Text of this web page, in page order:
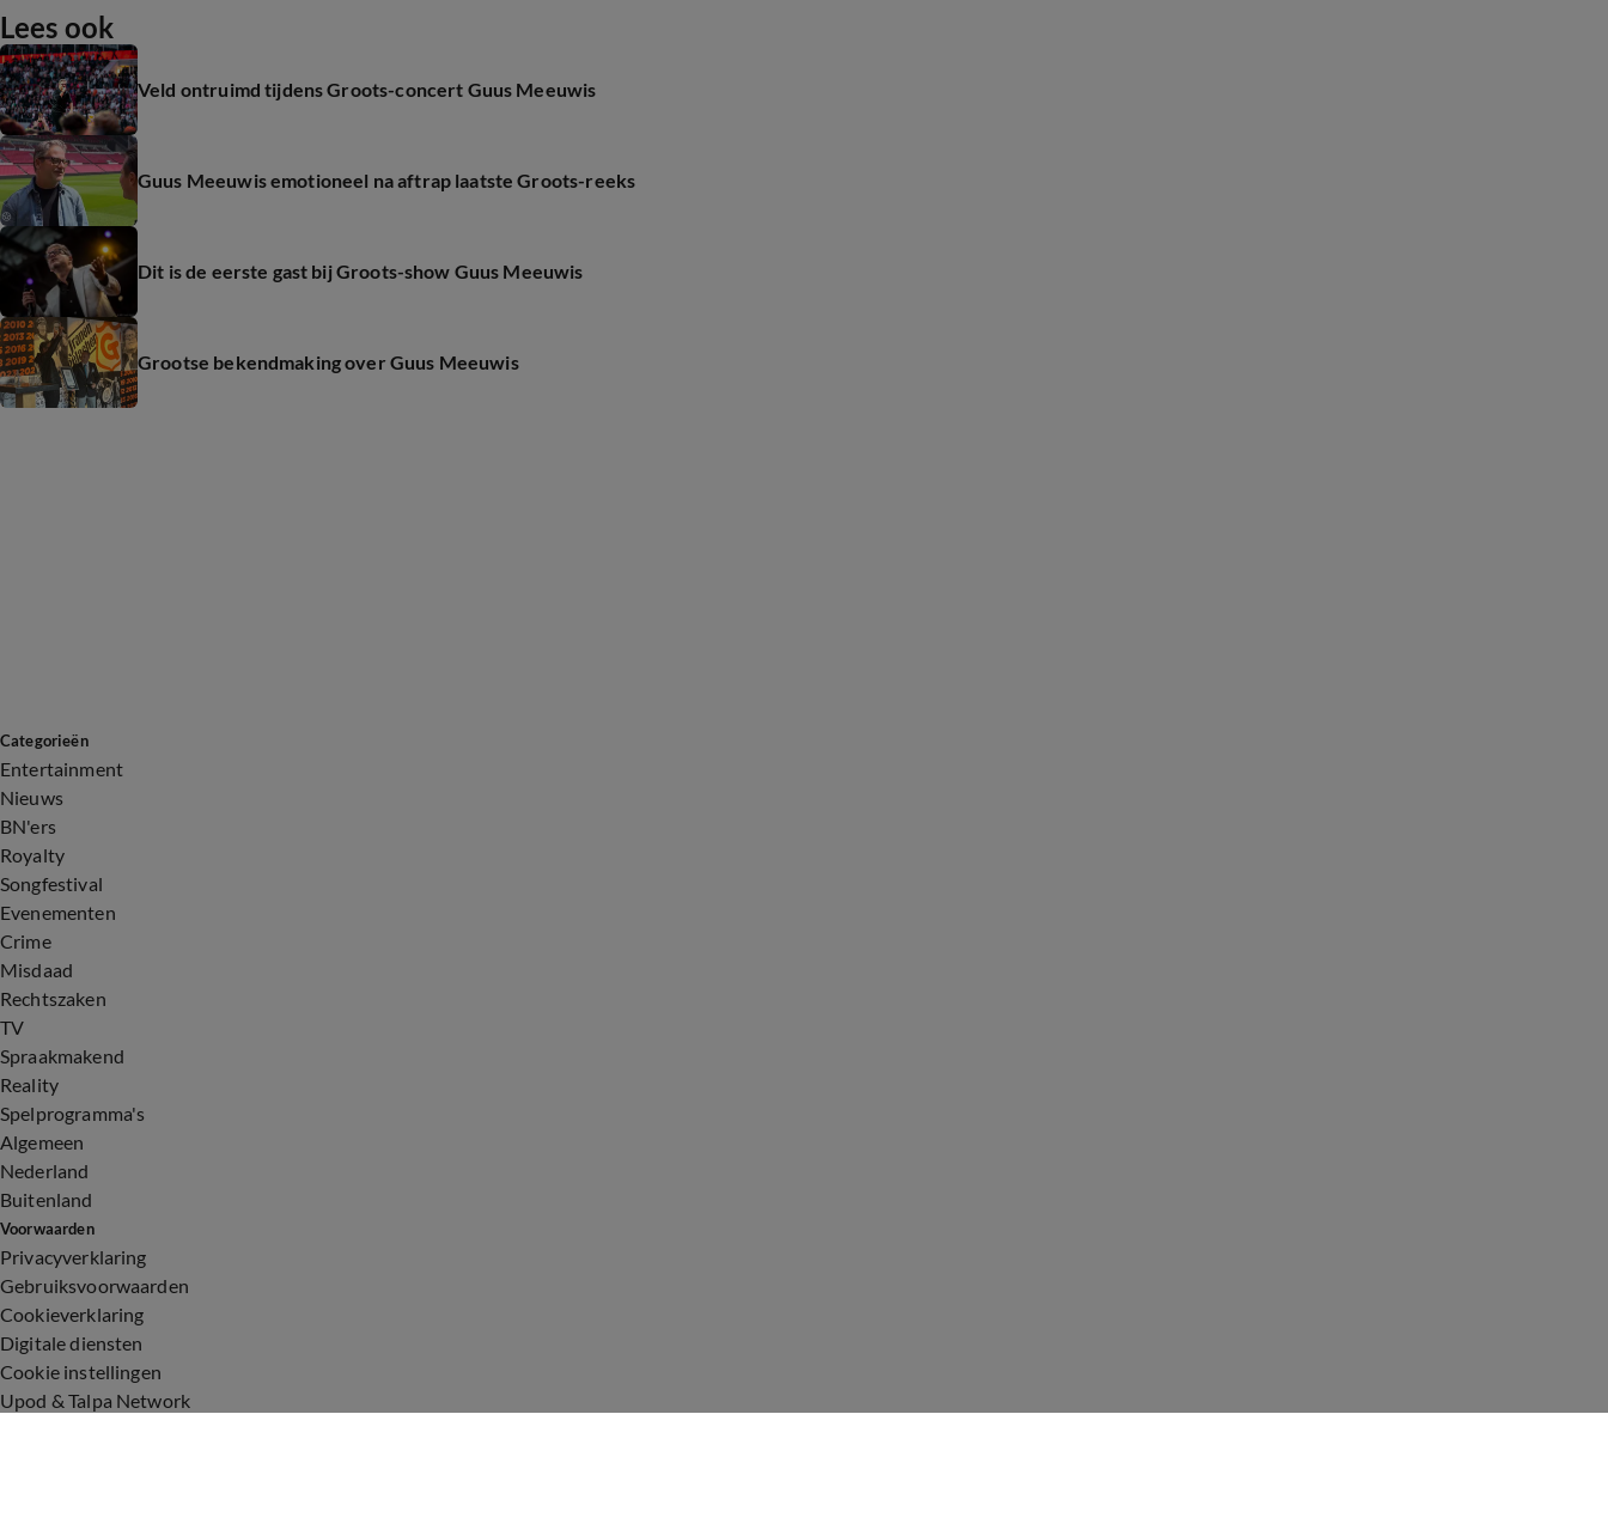
Lees ook
Veld ontruimd tijdens Groots-concert Guus Meeuwis
Guus Meeuwis emotioneel na aftrap laatste Groots-reeks
Dit is de eerste gast bij Groots-show Guus Meeuwis
Grootse bekendmaking over Guus Meeuwis
Categorieën
Entertainment
Nieuws
BN'ers
Royalty
Songfestival
Evenementen
Crime
Misdaad
Rechtszaken
TV
Spraakmakend
Reality
Spelprogramma's
Algemeen
Nederland
Buitenland
Voorwaarden
Privacyverklaring
Gebruiksvoorwaarden
Cookieverklaring
Digitale diensten
Cookie instellingen
Upod & Talpa Network